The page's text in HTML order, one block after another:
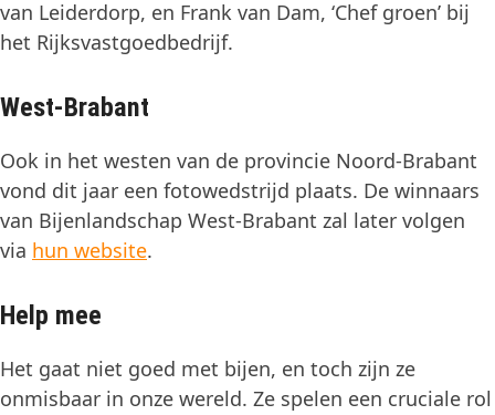
van Leiderdorp, en Frank van Dam, ‘Chef groen’ bij
het Rijksvastgoedbedrijf.
West-Brabant
Ook in het westen van de provincie Noord-Brabant
vond dit jaar een fotowedstrijd plaats. De winnaars
van Bijenlandschap West-Brabant zal later volgen
via hun website.
Help mee
Het gaat niet goed met bijen, en toch zijn ze
onmisbaar in onze wereld. Ze spelen een cruciale rol